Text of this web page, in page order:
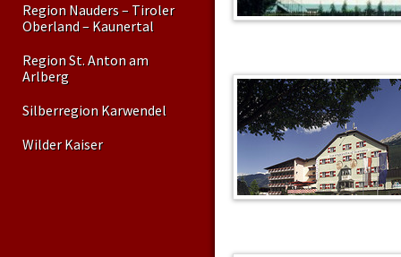
Region Nauders – Tiroler
Oberland – Kaunertal
Region St. Anton am
Arlberg
Silberregion Karwendel
Wilder Kaiser